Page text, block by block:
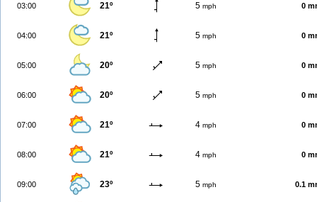
03:00 21º 5 mph 0
04:00 21º 5 mph 0
05:00 20º 5 mph 0
06:00 20º 5 mph 0
07:00 21º 4 mph 0
08:00 21º 4 mph 0
09:00 23º 5 mph 0.1